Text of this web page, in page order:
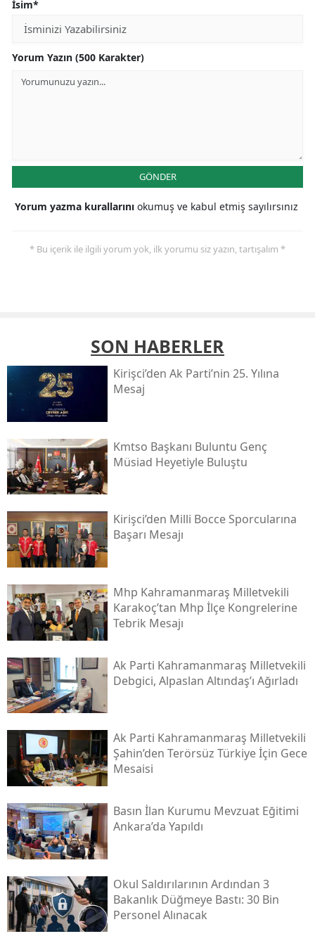
İsim*
Yorum Yazın (500 Karakter)
GÖNDER
Yorum yazma kurallarını okumuş ve kabul etmiş sayılırsınız
* Bu içerik ile ilgili yorum yok, ilk yorumu siz yazın, tartışalım *
SON HABERLER
Kirişci’den Ak Parti’nin 25. Yılına
Mesaj
Kmtso Başkanı Buluntu Genç
Müsi̇ad Heyetiyle Buluştu
Kirişci’den Milli Bocce Sporcularına
Başarı Mesajı
Mhp Kahramanmaraş Milletvekili
Karakoç’tan Mhp İlçe Kongrelerine
Tebrik Mesajı
Ak Parti Kahramanmaraş Milletvekili
Debgici, Alpaslan Altındaş’ı Ağırladı
Ak Parti Kahramanmaraş Milletvekili
Şahin’den Terörsüz Türkiye İçin Gece
Mesaisi
Basın İlan Kurumu Mevzuat Eğitimi
Ankara’da Yapıldı
Okul Saldırılarının Ardından 3
Bakanlık Düğmeye Bastı: 30 Bin
Personel Alınacak